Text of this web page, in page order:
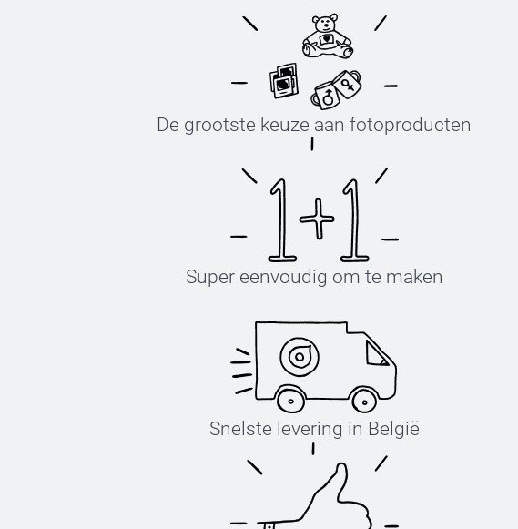
De grootste keuze aan fotoproducten
Super eenvoudig om te maken
Snelste levering in België